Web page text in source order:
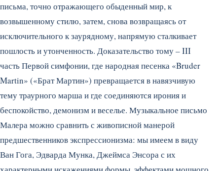
письма, точно отражающего обыденный мир, к
возвышенному стилю, затем, снова возвращаясь от
исключительного к заурядному, напрямую сталкивает
пошлость и утонченность. Доказательство тому – III
часть Первой симфонии, где народная песенка «Bruder
Martin» («Брат Мартин») превращается в навязчивую
тему траурного марша и где соединяются ирония и
беспокойство, демонизм и веселье. Музыкальное письмо
Малера можно сравнить с живописной манерой
предшественников экспрессионизма: мы имеем в виду
Ван Гога, Эдварда Мунка, Джеймса Энсора с их